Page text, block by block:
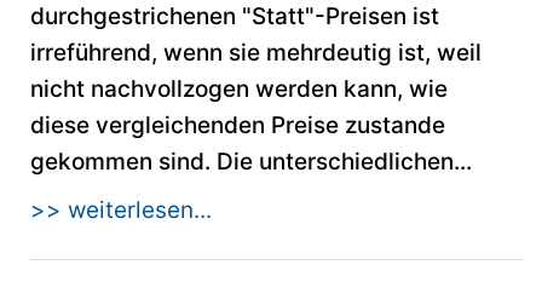
durchgestrichenen "Statt"-Preisen ist
irreführend, wenn sie mehrdeutig ist, weil
nicht nachvollzogen werden kann, wie
diese vergleichenden Preise zustande
gekommen sind. Die unterschiedlichen...
>> weiterlesen...